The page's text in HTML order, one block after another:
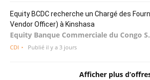
Equity BCDC recherche un Chargé des
Vendor Officer) à Kinshasa
Equity Banque Commerciale du Congo
CDI Publié il y a 3 jours
Afficher plus